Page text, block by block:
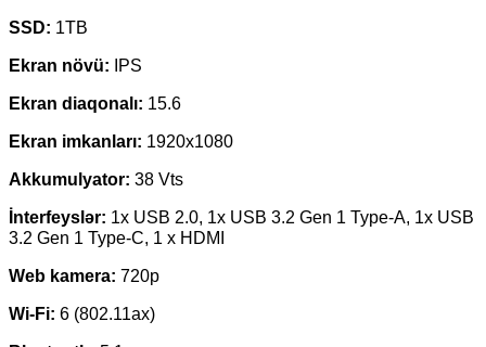
SSD: 1TB
Ekran növü: IPS
Ekran diaqonalı: 15.6
Ekran imkanları: 1920х1080
Akkumulyator: 38 Vts
İnterfeyslər: 1x USB 2.0, 1x USB 3.2 Gen 1 Type-A, 1x USB
3.2 Gen 1 Type-C, 1 x HDMI
Web kamera: 720p
Wi-Fi: 6 (802.11ax)